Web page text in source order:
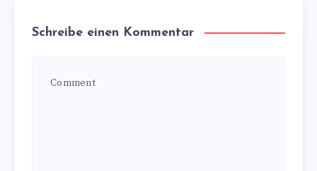
Schreibe einen Kommentar